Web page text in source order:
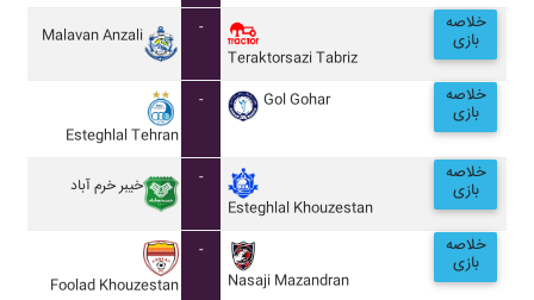
Malavan Anzali
-
Teraktorsazi Tabriz
خلاصه
بازی
Esteghlal Tehran
- Gol Gohar خلاصه
بازی
خيبر خرم آباد
-
Esteghlal Khouzestan
خلاصه
بازی
Foolad Khouzestan
-
Nasaji Mazandran
خلاصه
بازی